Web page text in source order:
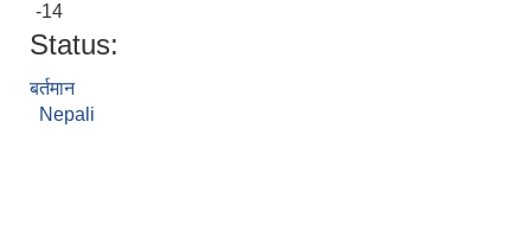
-14
Status:
बर्तमान
Nepali